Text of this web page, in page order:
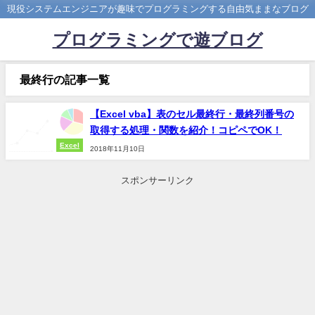
現役システムエンジニアが趣味でプログラミングする自由気ままなブログ
プログラミングで遊ブログ
最終行の記事一覧
Excel
【Excel vba】表のセル最終行・最終列番号の
取得する処理・関数を紹介！コピペでOK！
2018年11月10日
スポンサーリンク